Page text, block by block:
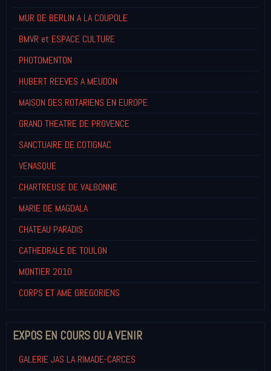
MUR DE BERLIN A LA COUPOLE
BMVR et ESPACE CULTURE
PHOTOMENTON
HUBERT REEVES A MEUDON
MAISON DES ROTARIENS EN EUROPE
GRAND THEATRE DE PROVENCE
SANCTUAIRE DE COTIGNAC
VENASQUE
CHARTREUSE DE VALBONNE
MARIE DE MAGDALA
CHATEAU PARADIS
CATHEDRALE DE TOULON
MONTIER 2010
CORPS ET AME GREGORIENS
EXPOS EN COURS OU A VENIR
GALERIE JAS LA RIMADE-CARCES